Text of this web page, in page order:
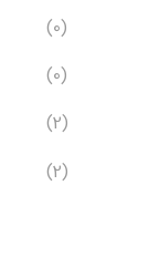
(0)
(0)
(2)
(2)